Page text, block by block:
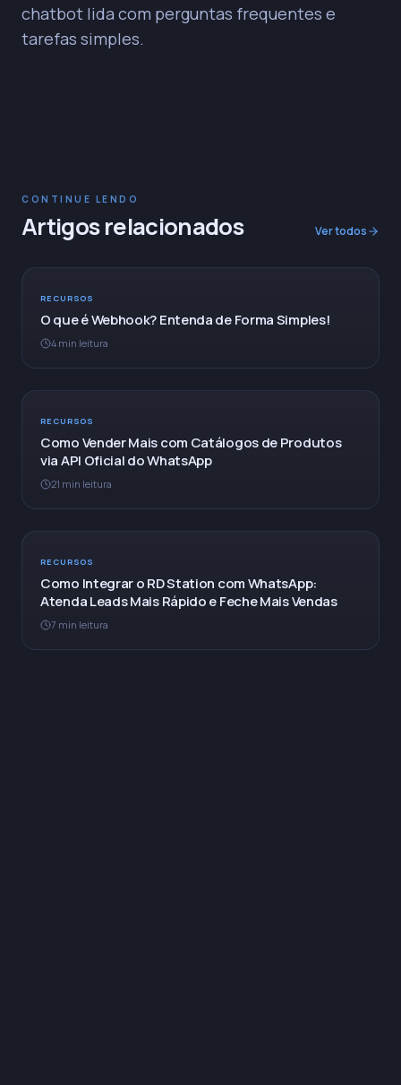
chatbot lida com perguntas frequentes e
tarefas simples.
CONTINUE LENDO
Artigos relacionados Ver todos
RECURSOS
O que é Webhook? Entenda de Forma Simples!
4 min leitura
RECURSOS
Como Vender Mais com Catálogos de Produtos
via API Oficial do WhatsApp
21 min leitura
RECURSOS
Como Integrar o RD Station com WhatsApp:
Atenda Leads Mais Rápido e Feche Mais Vendas
7 min leitura